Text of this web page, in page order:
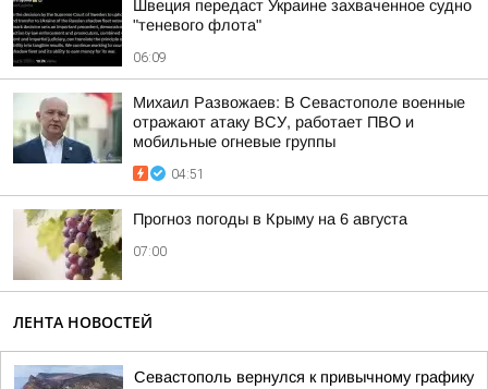
Швеция передаст Украине захваченное судно
"теневого флота"
06:09
Михаил Развожаев: В Севастополе военные
отражают атаку ВСУ, работает ПВО и
мобильные огневые группы
04:51
Прогноз погоды в Крыму на 6 августа
07:00
ЛЕНТА НОВОСТЕЙ
Севастополь вернулся к привычному графику